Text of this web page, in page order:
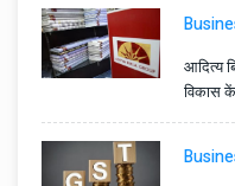
आदित्य
विकास